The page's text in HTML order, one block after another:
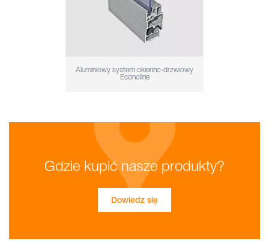
Aluminiowy system okienno-drzwiowy
Econoline
Gdzie kupić nasze produkty?
Dowiedz się